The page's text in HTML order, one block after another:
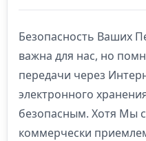
Безопасность Ваших
важна для нас, но
передачи через
электронного
безопасным. Хотя Мы
коммерчески